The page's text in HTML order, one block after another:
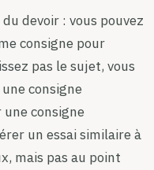
devoir : vous pouvez
consigne pour
pas le sujet, vous
consigne
une consigne
un essai similaire à
mais pas au point